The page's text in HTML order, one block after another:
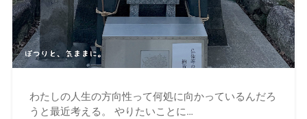
わたしの人生の方向性って何処に向かっているんだろ
うと最近考える。 やりたいことに…